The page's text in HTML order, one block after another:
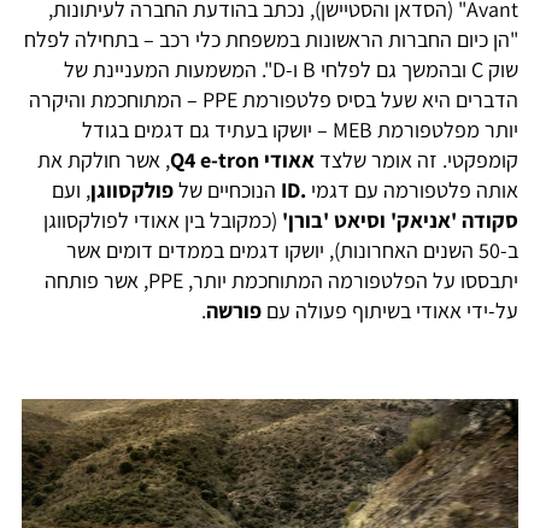
Avant" (הסדאן והסטיישן), נכתב בהודעת החברה לעיתונות,
"הן כיום החברות הראשונות במשפחת כלי רכב – בתחילה לפלח
שוק C ובהמשך גם לפלחי B ו-D". המשמעות המעניינת של
הדברים היא שעל בסיס פלטפורמת PPE – המתוחכמת והיקרה
יותר מפלטפורמת MEB – יושקו בעתיד גם דגמים בגודל
קומפקטי. זה אומר שלצד אאודי Q4 e-tron
, אשר חולקת את
אותה פלטפורמה עם דגמי .ID הנוכחיים שלפולקסווגן, ועם
סקודה 'אניאק' וסיאט 'בורן' (כמקובל בין אאודי לפולקסווגן
ב-50 השנים האחרונות), יושקו דגמים בממדים דומים אשר
יתבססו על הפלטפורמה המתוחכמת יותר, PPE, אשר פותחה
על-ידי אאודי בשיתוף פעולה עם פורשה.